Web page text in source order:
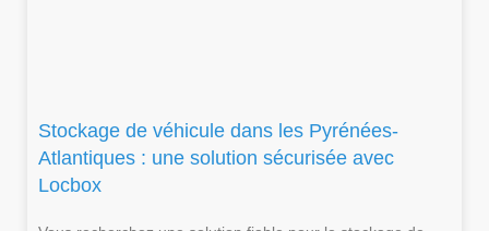
Stockage de véhicule dans les Pyrénées-
Atlantiques : une solution sécurisée avec
Locbox